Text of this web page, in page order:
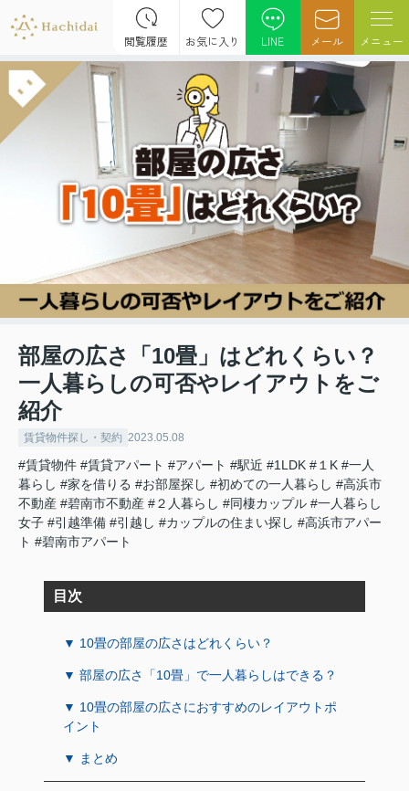
閲覧履歴 お気に入り LINE メール メニュー
部屋の広さ「10畳」はどれくらい？
一人暮らしの可否やレイアウトをご
紹介
賃貸物件探し・契約 2023.05.08
#賃貸物件 #賃貸アパート #アパート #駅近 #1LDK #１K #一人
暮らし #家を借りる #お部屋探し #初めての一人暮らし #高浜市
不動産 #碧南市不動産 #２人暮らし #同棲カップル #一人暮らし
女子 #引越準備 #引越し #カップルの住まい探し #高浜市アパー
ト #碧南市アパート
目次
▼ 10畳の部屋の広さはどれくらい？
▼ 部屋の広さ「10畳」で一人暮らしはできる？
▼ 10畳の部屋の広さにおすすめのレイアウトポ
イント
▼ まとめ